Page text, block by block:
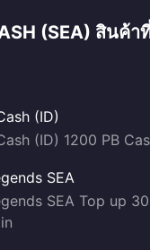
(SEA) สินค้า
(ID)
(ID) 1200 PB
SEA
SEA Top up 30